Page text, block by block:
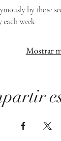
by those
week
Mostrar